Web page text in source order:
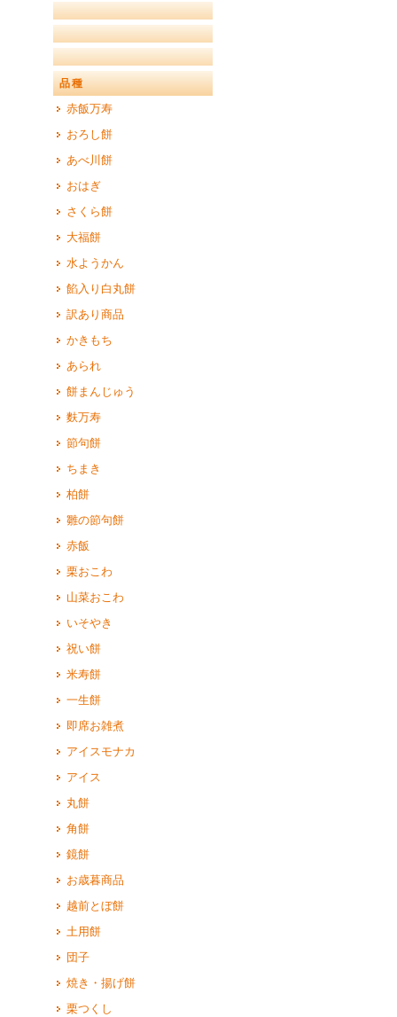
品種
赤飯万寿
おろし餅
あべ川餅
おはぎ
さくら餅
大福餅
水ようかん
餡入り白丸餅
訳あり商品
かきもち
あられ
餅まんじゅう
麩万寿
節句餅
ちまき
柏餅
雛の節句餅
赤飯
栗おこわ
山菜おこわ
いそやき
祝い餅
米寿餅
一生餅
即席お雑煮
アイスモナカ
アイス
丸餅
角餅
鏡餅
お歳暮商品
越前とぼ餅
土用餅
団子
焼き・揚げ餅
栗つくし